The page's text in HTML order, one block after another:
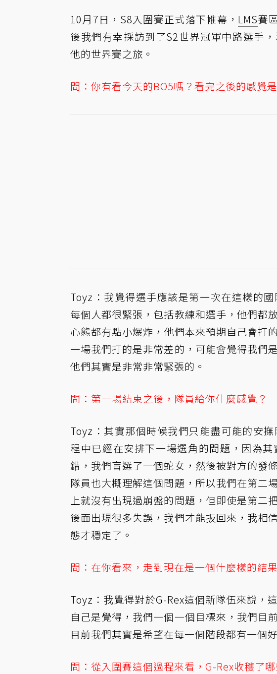
10月7日，S8入圍賽正式落下帷幕， LMS賽
後我們有幸採訪到了S2世界冠軍中路選手
他的世界賽之旅。
問：你有看今天的BO5嗎？看完之後的感覺
Toyz：我覺得選手應該是第一次在這樣的
每個人都很緊張，包括教練和選手，他們都
心態都有點小爆炸，他們本來預期自己會
一場我們打的是非常差的，可能會覺得我們
他們其實是非常非常緊張的。
問：第一場結束之後，隊員給你什麼感覺？
Toyz：其實那個時候我們只能盡可能的安
程中已經在安排下一場選角的問題，因為
錯，我們盲選了一個蛇女，然後被對方的發
隊員也大概理解這個問題，所以我們在第二
上就沒有出現過崩盤的問題，但即使是第二
後面出現很多失誤，我們才能扳回來，我相
態才穩定了。
問：在你看來，走到現在是一個什麼樣的結
Toyz：我覺得對於G-Rex這個新隊伍來說，
自己是覺得，我們一個一個目標來，我們目
目前我們其實是希望在每一個階段都有一個
問：從入圍賽這個過程來看，G-Rex收穫了哪